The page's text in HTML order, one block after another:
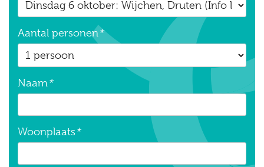
Aantal personen *
Naam *
Woonplaats*